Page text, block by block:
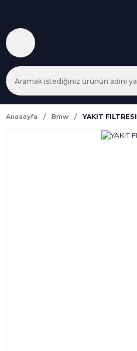
Anasayfa Bmw YAKIT FILTRESI